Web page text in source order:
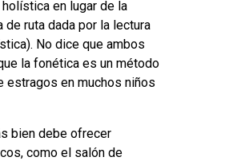
en lugar de la
ruta dada por la lectura
No dice que ambos
la fonética es un método
estragos en muchos niños
bien debe ofrecer
como el salón de